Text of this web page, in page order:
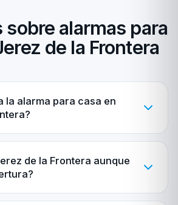
sobre alarmas para
de la Frontera
la alarma para casa en
de la Frontera aunque